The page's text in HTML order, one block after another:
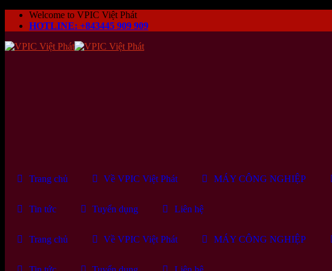
Skip
Welcome to VPIC Việt Phát
HOTLINE: +843445 909 909
Trang chủ Về VPIC Việt Phát MÁY CÔNG NGHIỆP
Tin tức Tuyển dụng Liên hệ
Trang chủ Về VPIC Việt Phát MÁY CÔNG NGHIỆP